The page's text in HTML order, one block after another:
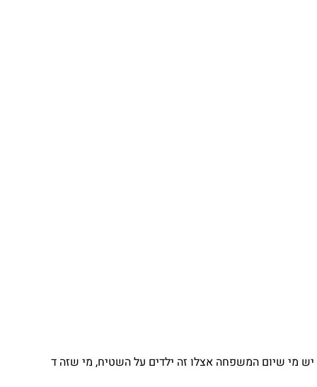
יש מי שיום המשפחה אצלו זה ילדים על השטיח, מי שזה ד